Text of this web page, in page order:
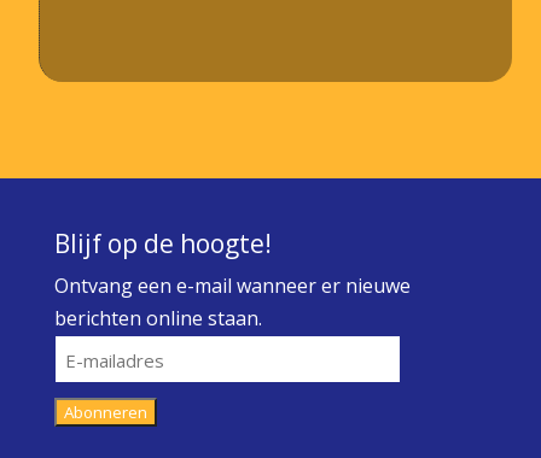
Blijf op de hoogte!
Ontvang een e-mail wanneer er nieuwe
berichten online staan.
E-
mailadres
Abonneren